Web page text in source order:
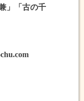
の千